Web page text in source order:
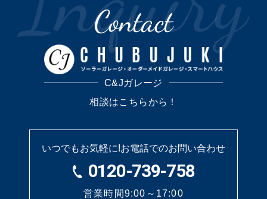
Contact
C&Jガレージ
相談はこちらから！
いつでもお気軽に!お電話でのお問い合わせ
0120-739-758
営業時間9:00～17:00